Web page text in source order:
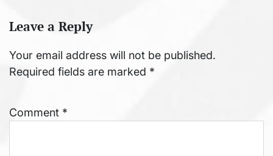
Leave a Reply
Your email address will not be published.
Required fields are marked *
Comment *